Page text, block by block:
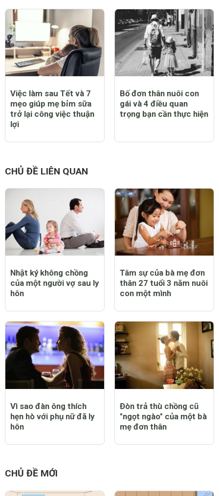
Việc làm sau Tết và 7
mẹo giúp mẹ bỉm sữa
trở lại công việc thuận
lợi
Bố đơn thân nuôi con
gái và 4 điều quan
trọng bạn cần thực hiện
CHỦ ĐỀ LIÊN QUAN
Nhật ký không chồng
của một người vợ sau ly
hôn
Tâm sự của bà mẹ đơn
thân 27 tuổi 3 năm nuôi
con một mình
Vì sao đàn ông thích
hẹn hò với phụ nữ đã ly
hôn
Đòn trả thù chồng cũ
"ngọt ngào" của một bà
mẹ đơn thân
CHỦ ĐỀ MỚI